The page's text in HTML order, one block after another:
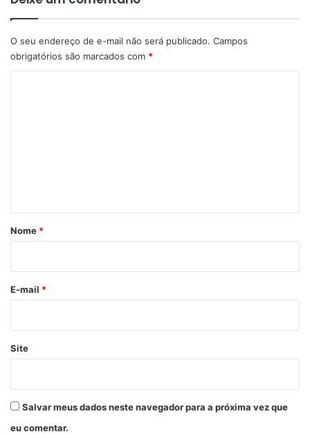
O seu endereço de e-mail não será publicado. Campos
obrigatórios são marcados com *
r
*
Nome *
E-mail *
Site
Salvar meus dados neste navegador para a próxima vez que
eu comentar.